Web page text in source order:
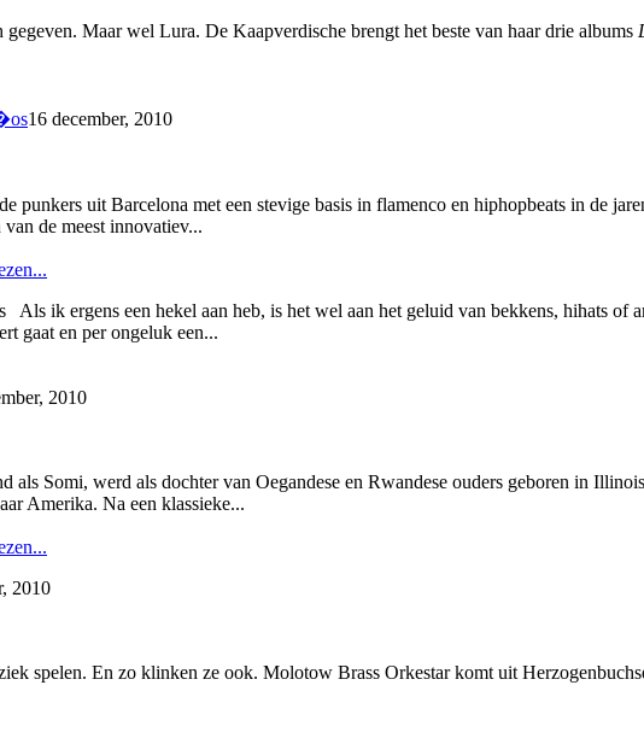
Maar wel Lura. De Kaapverdische brengt het beste van haar drie albums
16 december, 2010
punkers uit Barcelona met een stevige basis in flamenco en hiphopbeats in de
de meest innovatiev...
ik ergens een hekel aan heb, is het wel aan het geluid van bekkens, hihats of
gaat en per ongeluk een...
2010
als Somi, werd als dochter van Oegandese en Rwandese ouders geboren in
Amerika. Na een klassieke...
2010
spelen. En zo klinken ze ook. Molotow Brass Orkestar komt uit